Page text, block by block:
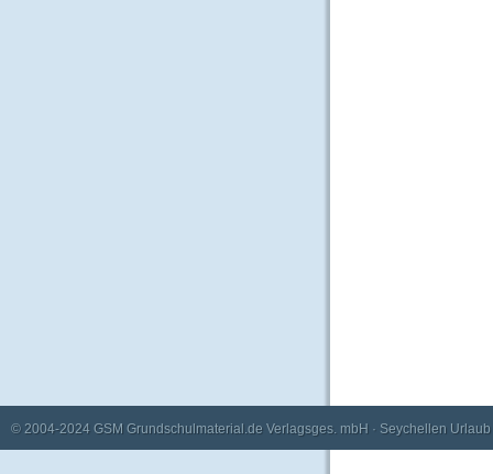
© 2004-2024 GSM Grundschulmaterial.de Verlagsges. mbH · Seychellen Urlaub